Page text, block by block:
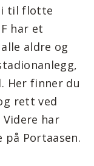
til flotte
har et
aldre og
Her finner du
rett ved
Videre har
på Portaasen.